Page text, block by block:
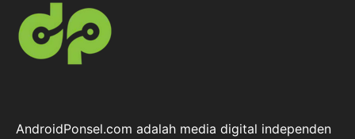
AndroidPonsel.com adalah media digital independen